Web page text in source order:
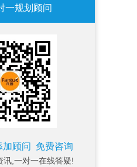
一规划顾问
加顾问 免费咨询
讯,一对一在线答疑!